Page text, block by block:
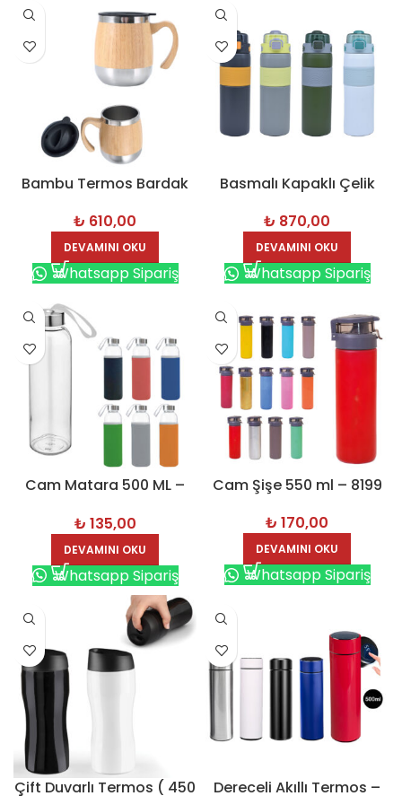
Bambu Termos Bardak
₺ 610,00
DEVAMINI OKU
Whatsapp Sipariş
Basmalı Kapaklı Çelik
₺ 870,00
DEVAMINI OKU
Whatsapp Sipariş
Cam Matara 500 ML –
₺ 135,00
DEVAMINI OKU
Whatsapp Sipariş
Cam Şişe 550 ml – 8199
₺ 170,00
DEVAMINI OKU
Whatsapp Sipariş
Çift Duvarlı Termos ( 450
Dereceli Akıllı Termos –